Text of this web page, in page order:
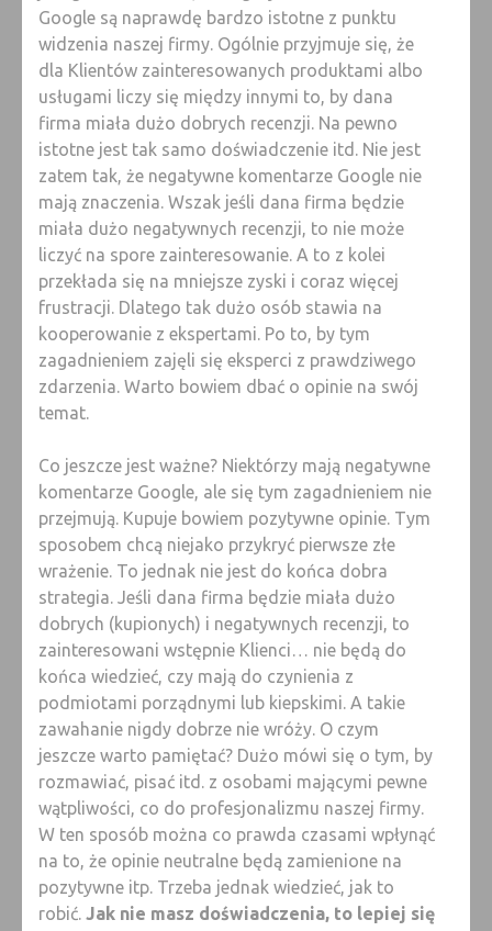
Google są naprawdę bardzo istotne z punktu
widzenia naszej firmy. Ogólnie przyjmuje się, że
dla Klientów zainteresowanych produktami albo
usługami liczy się między innymi to, by dana
firma miała dużo dobrych recenzji. Na pewno
istotne jest tak samo doświadczenie itd. Nie jest
zatem tak, że negatywne komentarze Google nie
mają znaczenia. Wszak jeśli dana firma będzie
miała dużo negatywnych recenzji, to nie może
liczyć na spore zainteresowanie. A to z kolei
przekłada się na mniejsze zyski i coraz więcej
frustracji. Dlatego tak dużo osób stawia na
kooperowanie z ekspertami. Po to, by tym
zagadnieniem zajęli się eksperci z prawdziwego
zdarzenia. Warto bowiem dbać o opinie na swój
temat.
Co jeszcze jest ważne? Niektórzy mają negatywne
komentarze Google, ale się tym zagadnieniem nie
przejmują. Kupuje bowiem pozytywne opinie. Tym
sposobem chcą niejako przykryć pierwsze złe
wrażenie. To jednak nie jest do końca dobra
strategia. Jeśli dana firma będzie miała dużo
dobrych (kupionych) i negatywnych recenzji, to
zainteresowani wstępnie Klienci… nie będą do
końca wiedzieć, czy mają do czynienia z
podmiotami porządnymi lub kiepskimi. A takie
zawahanie nigdy dobrze nie wróży. O czym
jeszcze warto pamiętać? Dużo mówi się o tym, by
rozmawiać, pisać itd. z osobami mającymi pewne
wątpliwości, co do profesjonalizmu naszej firmy.
W ten sposób można co prawda czasami wpłynąć
na to, że opinie neutralne będą zamienione na
pozytywne itp. Trzeba jednak wiedzieć, jak to
robić. Jak nie masz doświadczenia, to lepiej się